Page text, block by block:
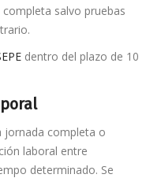
salvo pruebas
dentro del plazo de 10
jornada completa o
laboral entre
determinado. Se